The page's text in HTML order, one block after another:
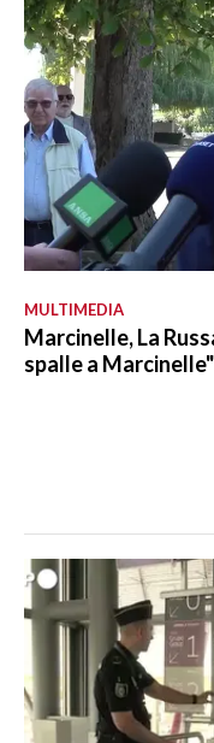
MULTIMEDIA
Marcinelle, La
spalle a Marcinelle"